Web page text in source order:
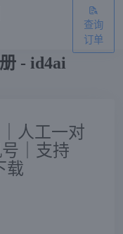
- id4ai
查询
订单
人工一对
｜支持
载